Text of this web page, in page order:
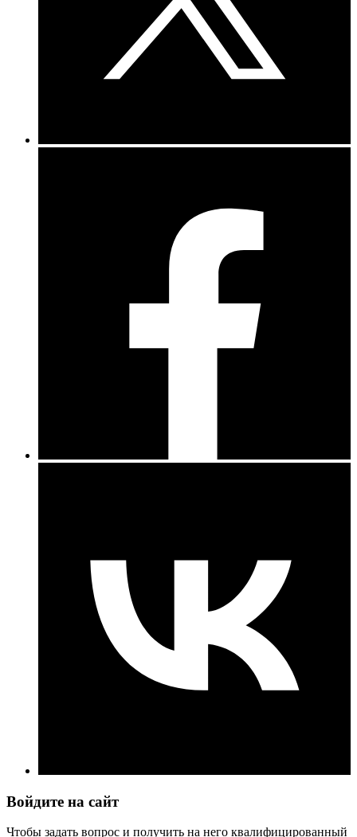
Войдите на сайт
Чтобы задать вопрос и получить на него квалифицированный